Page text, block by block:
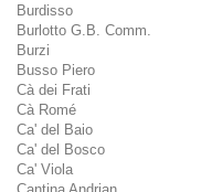
Burdisso
Burlotto G.B. Comm.
Burzi
Busso Piero
Cà dei Frati
Cà Romé
Ca' del Baio
Ca' del Bosco
Ca' Viola